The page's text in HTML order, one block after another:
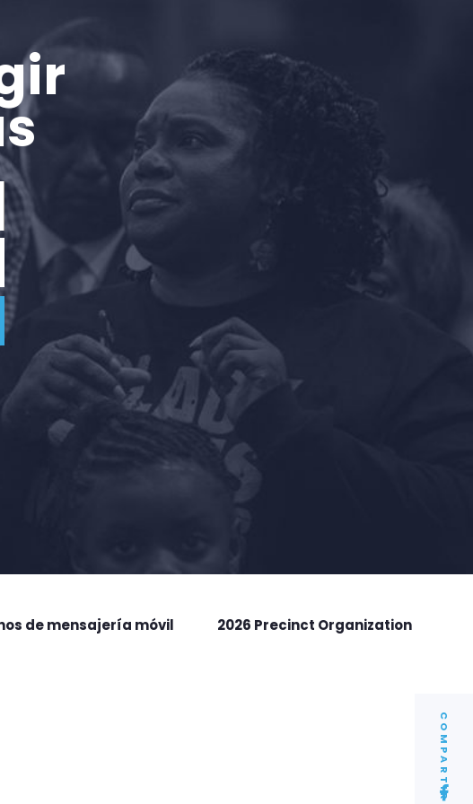
COMPARTIR
de mensajería móvil 2026 Precinct Organization